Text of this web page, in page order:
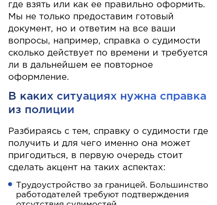
где взять или как ее правильно оформить.
Мы не только предоставим готовый
документ, но и ответим на все ваши
вопросы, например, справка о судимости
сколько действует по времени и требуется
ли в дальнейшем ее повторное
оформление.
В каких ситуациях нужна справка
из полиции
Разбираясь с тем, справку о судимости где
получить и для чего именно она может
пригодиться, в первую очередь стоит
сделать акцент на таких аспектах:
Трудоустройство за границей. Большинство
работодателей требуют подтверждения